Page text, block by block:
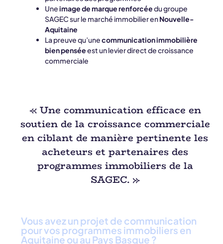
Uneimage de marque renforcéedu groupe
SAGEC sur le marché immobilier enNouvelle-
Aquitaine
La preuve qu’unecommunication immobilière
bien penséeest un levier direct de croissance
commerciale
« Une communication efficace en
soutien de la croissance commerciale
en ciblant de manière pertinente les
acheteurs et partenaires des
programmes immobiliers de la
SAGEC. »
Vous avez un projet de communication
pour vos programmes immobiliers en
Aquitaine ou au Pays Basque ?